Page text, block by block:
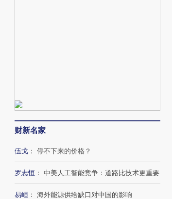
财新名家
伍戈 ： 停不下来的价格？
罗志恒 ： 中美人工智能竞争：道路比技术更重要
易峘 ： 海外能源供给缺口对中国的影响